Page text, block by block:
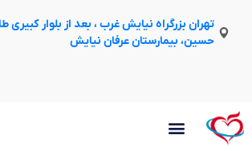
تهران بزرگراه نیایش غرب ، بعد از بلوار کبیری
حسین، بیمارستان عرفان نیایش